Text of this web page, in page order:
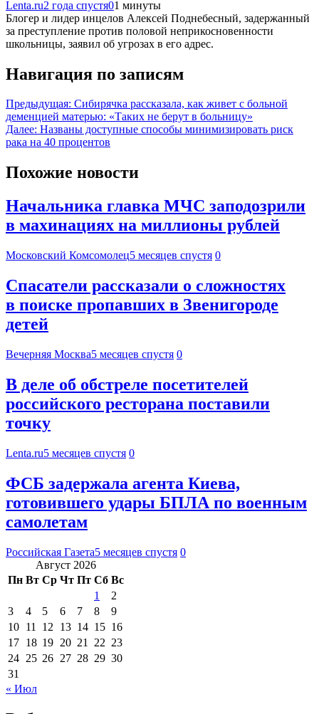
Lenta.ru2 года спустя01 минуты
Блогер и лидер инцелов Алексей Поднебесный, задержанный
за преступление против половой неприкосновенности
школьницы, заявил об угрозах в его адрес.
Навигация по записям
Предыдущая: Сибирячка рассказала, как живет с больной
деменцией матерью: «Таких не берут в больницу»
Далее: Названы доступные способы минимизировать риск
рака на 40 процентов
Похожие новости
Начальника главка МЧС заподозрили
в махинациях на миллионы рублей
Московский Комсомолец5 месяцев спустя 0
Спасатели рассказали о сложностях
в поиске пропавших в Звенигороде
детей
Вечерняя Москва5 месяцев спустя 0
В деле об обстреле посетителей
российского ресторана поставили
точку
Lenta.ru5 месяцев спустя 0
ФСБ задержала агента Киева,
готовившего удары БПЛА по военным
самолетам
Российская Газета5 месяцев спустя 0
Август 2026
Пн Вт Ср Чт Пт Сб Вс
1
2
3
4 5 6 7 8
9
10 11 12 13 14 15 16
17 18 19 20 21 22 23
24 25 26 27 28 29 30
31
« Июл